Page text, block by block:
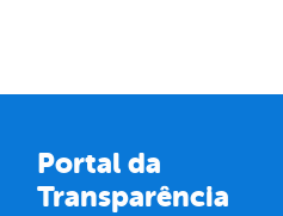
Portal da
Transparência